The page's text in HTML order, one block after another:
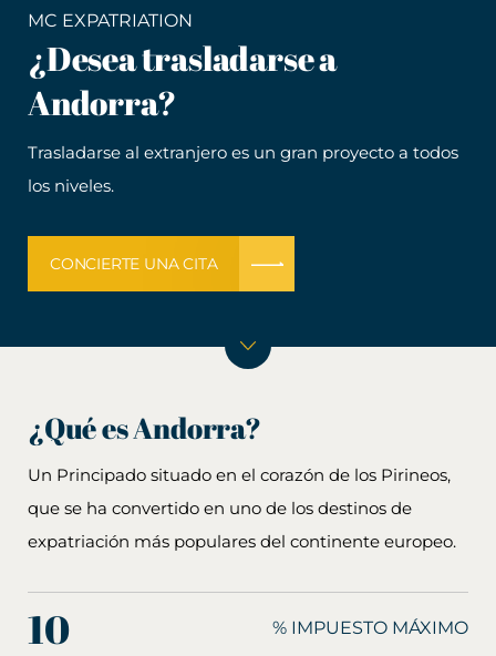
MC EXPATRIATION
¿Desea trasladarse a
Andorra?
Trasladarse al extranjero es un gran proyecto a todos
los niveles.
CONCIERTE UNA CITA
¿Qué es Andorra?
Un Principado situado en el corazón de los Pirineos,
que se ha convertido en uno de los destinos de
expatriación más populares del continente europeo.
10 % IMPUESTO MÁXIMO